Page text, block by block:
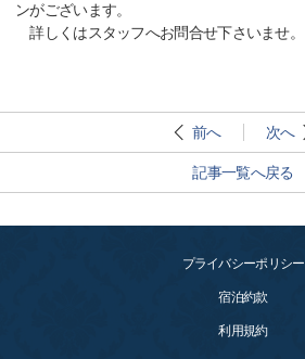
ンがございます。
詳しくはスタッフへお問合せ下さいませ。
前へ 次へ
記事一覧へ戻る
プライバシーポリシー
宿泊約款
利用規約